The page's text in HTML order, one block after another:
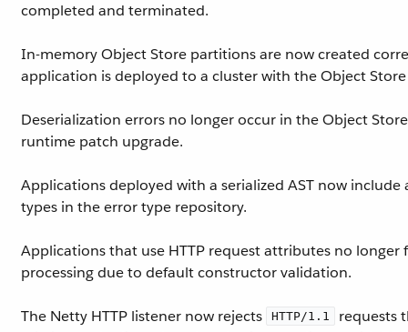
completed and terminated.
In-memory Object Store partitions are now created
application is deployed to a cluster with the Object
Deserialization errors no longer occur in the Object
runtime patch upgrade.
Applications deployed with a serialized AST now include
types in the error type repository.
Applications that use HTTP request attributes no
processing due to default constructor validation.
The Netty HTTP listener now rejects HTTP/1.1
requests